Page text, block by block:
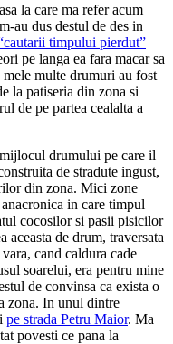
la care ma refer acum
au dus destul de des in
timpului pierdut”
pe langa ea fara macar sa
multe drumuri au fost
la patiseria din zona si
de pe partea cealalta a
drumului pe care il
de stradute ingust,
din zona. Mici zone
in care timpul
cocosilor si pasii pisicilor
aceasta de drum, traversata
cand caldura cade
soarelui, era pentru mine
de convinsa ca exista o
zona. In unul dintre
pe strada Petru Maior. Ma
povesti ce pana la